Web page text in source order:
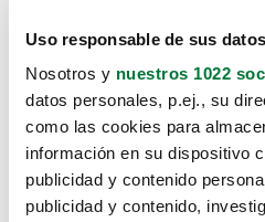
Uso responsable de sus datos
Nosotros y nuestros 1022
datos personales, p.ej., su
como las cookies para
información en su dispositivo
publicidad y contenido
publicidad y contenido,
Lo sentimos, no
te hemos traido